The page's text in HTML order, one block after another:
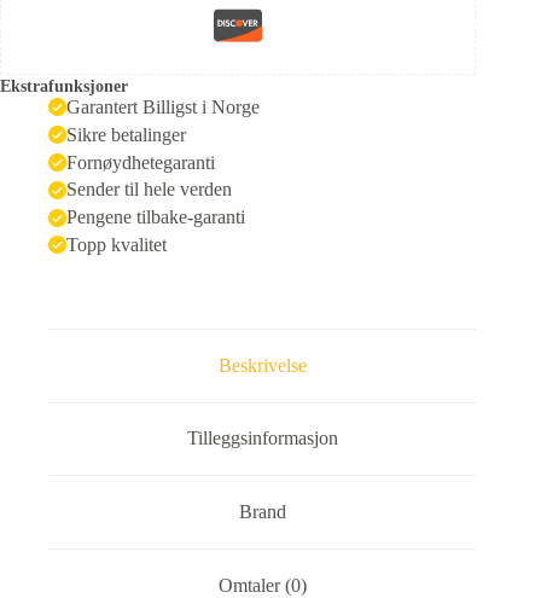
Ekstrafunksjoner
Garantert Billigst i Norge
Sikre betalinger
Fornøydhetegaranti
Sender til hele verden
Pengene tilbake-garanti
Topp kvalitet
Beskrivelse
Tilleggsinformasjon
Brand
Omtaler (0)